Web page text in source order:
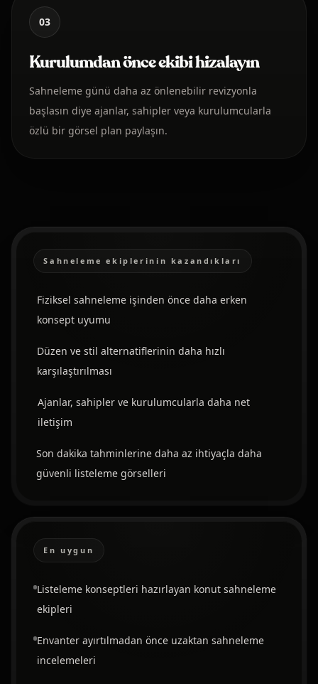
03
Kurulumdan önce ekibi hizalayın
Sahneleme günü daha az önlenebilir revizyonla
başlasın diye ajanlar, sahipler veya kurulumcularla
özlü bir görsel plan paylaşın.
Sahneleme ekiplerinin kazandıkları
Fiziksel sahneleme işinden önce daha erken
konsept uyumu
Düzen ve stil alternatiflerinin daha hızlı
karşılaştırılması
Ajanlar, sahipler ve kurulumcularla daha net
iletişim
Son dakika tahminlerine daha az ihtiyaçla daha
güvenli listeleme görselleri
En uygun
Listeleme konseptleri hazırlayan konut sahneleme
ekipleri
Envanter ayırtılmadan önce uzaktan sahneleme
incelemeleri